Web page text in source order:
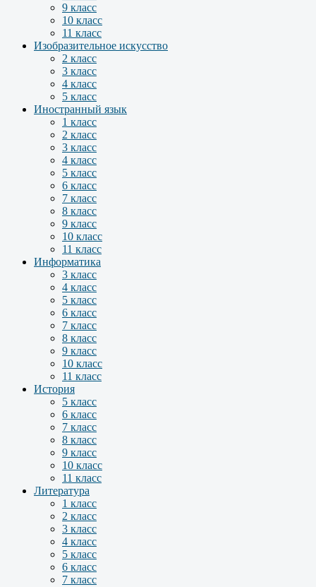
9 класс
10 класс
11 класс
Изобразительное искусство
2 класс
3 класс
4 класс
5 класс
Иностранный язык
1 класс
2 класс
3 класс
4 класс
5 класс
6 класс
7 класс
8 класс
9 класс
10 класс
11 класс
Информатика
3 класс
4 класс
5 класс
6 класс
7 класс
8 класс
9 класс
10 класс
11 класс
История
5 класс
6 класс
7 класс
8 класс
9 класс
10 класс
11 класс
Литература
1 класс
2 класс
3 класс
4 класс
5 класс
6 класс
7 класс